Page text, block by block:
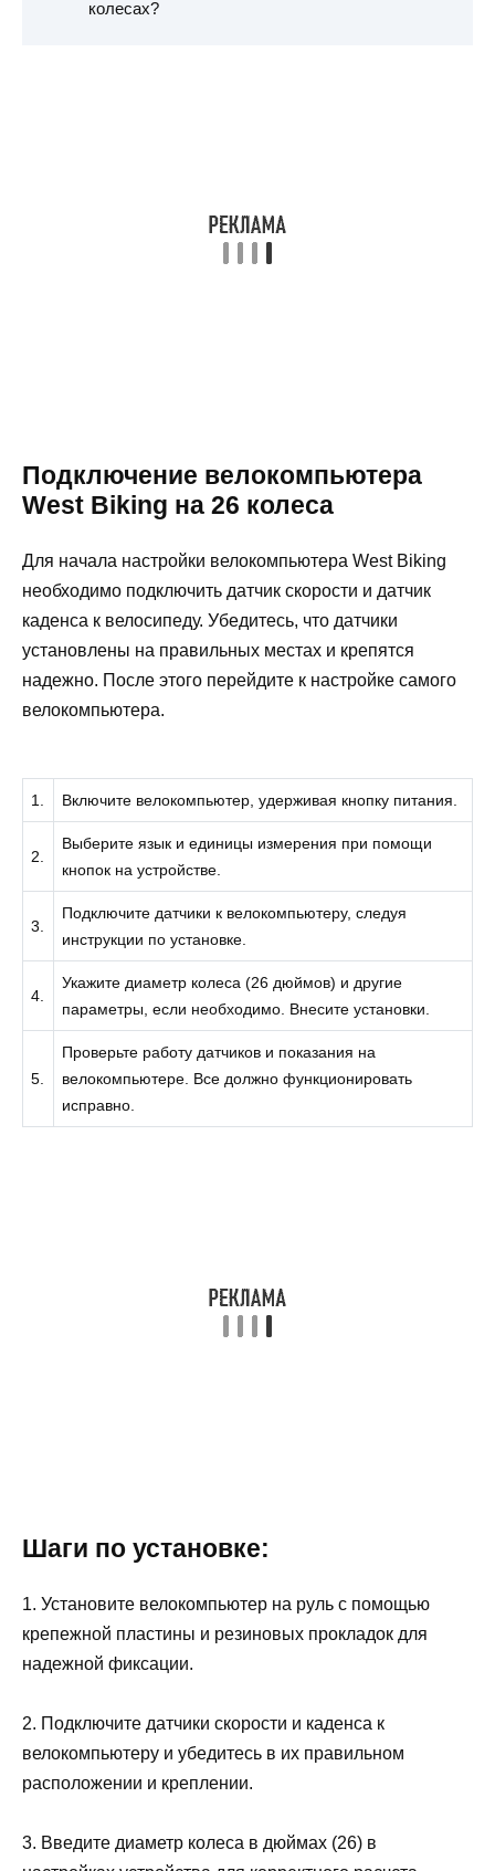
колесах?
Подключение велокомпьютера
West Biking на 26 колеса
Для начала настройки велокомпьютера West Biking
необходимо подключить датчик скорости и датчик
каденса к велосипеду. Убедитесь, что датчики
установлены на правильных местах и крепятся
надежно. После этого перейдите к настройке самого
велокомпьютера.
1. Включите велокомпьютер, удерживая кнопку питания.
2.
Выберите язык и единицы измерения при помощи
кнопок на устройстве.
3.
Подключите датчики к велокомпьютеру, следуя
инструкции по установке.
4.
Укажите диаметр колеса (26 дюймов) и другие
параметры, если необходимо. Внесите установки.
5.
Проверьте работу датчиков и показания на
велокомпьютере. Все должно функционировать
исправно.
Шаги по установке:
1. Установите велокомпьютер на руль с помощью
крепежной пластины и резиновых прокладок для
надежной фиксации.
2. Подключите датчики скорости и каденса к
велокомпьютеру и убедитесь в их правильном
расположении и креплении.
3. Введите диаметр колеса в дюймах (26) в